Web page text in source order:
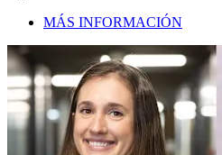
MÁS INFORMACIÓN